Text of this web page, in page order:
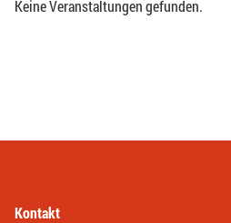
Keine Veranstaltungen gefunden.
Kontakt